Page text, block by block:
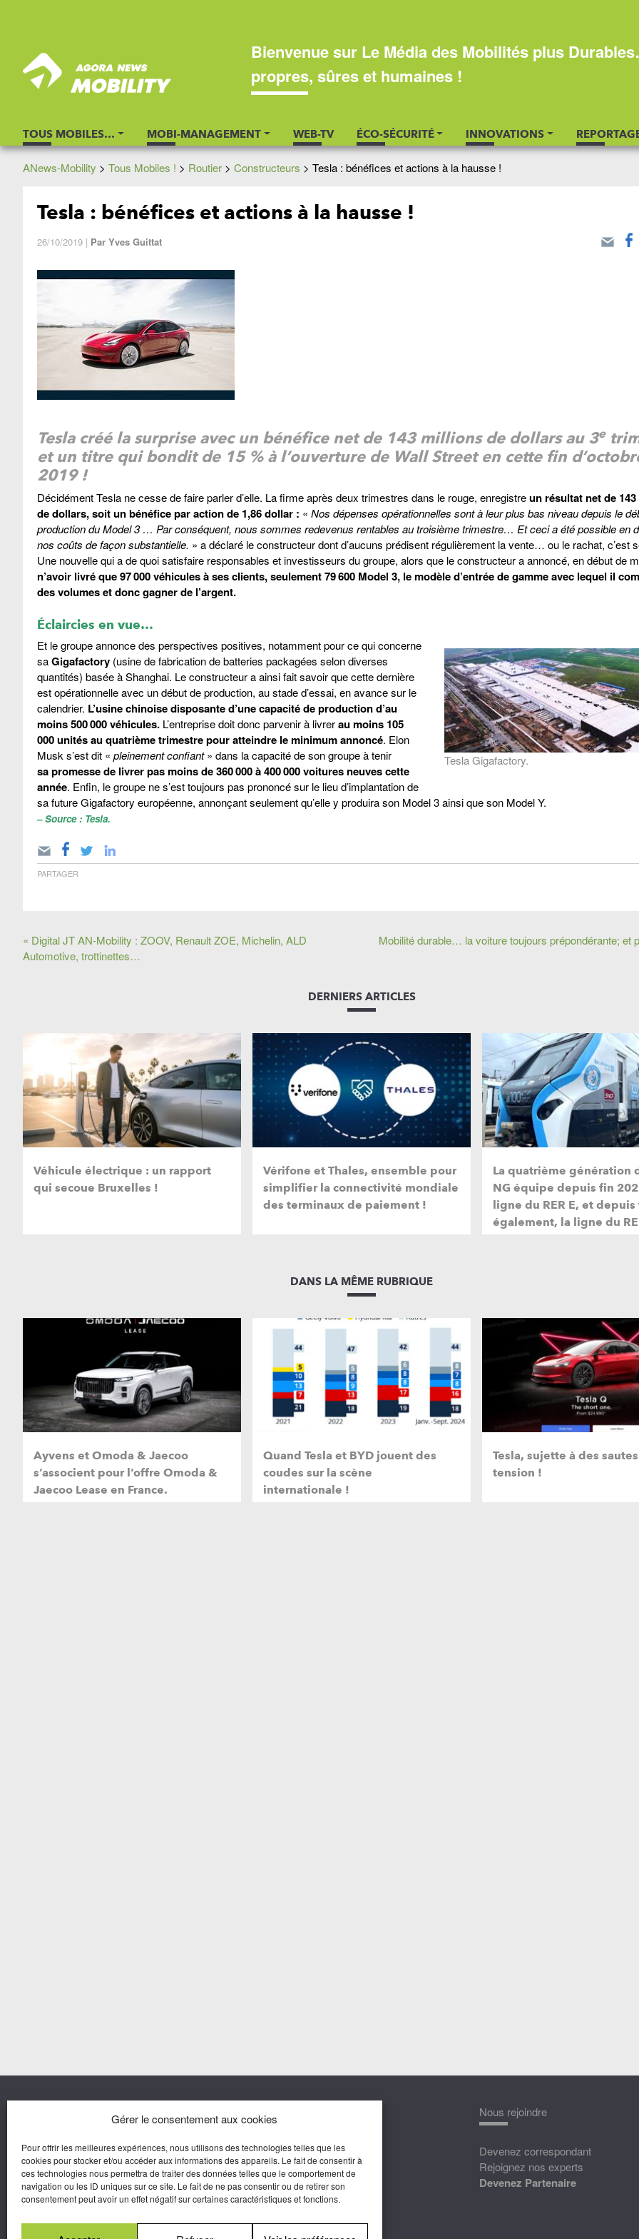
Gérer le consentement aux cookies
Pour offrir les meilleures expériences, nous utilisons des technologies telles que les
cookies pour stocker et/ou accéder aux informations des appareils. Le fait de consentir à
ces technologies nous permettra de traiter des données telles que le comportement de
navigation ou les ID uniques sur ce site. Le fait de ne pas consentir ou de retirer son
consentement peut avoir un effet négatif sur certaines caractéristiques et fonctions.
Bienvenue sur Le Média des Mobilités plus
propres, sûres et humaines !
TOUS MOBILES… MOBI-MANAGEMENT WEB-TV ÉCO-SÉCURITÉ INNOVATIONS
ANews-Mobility > Tous Mobiles ! > Routier > Constructeurs > Tesla : bénéfices et actions à la hausse !
Tesla : bénéfices et actions à la hausse !
26/10/2019 | Par Yves Guittat
Teslacréé la surprise avec un bénéfice net de 143 millions de dollars au 3e
et un titre qui bondit de 15 % à l’ouverture de Wall Street en cette fin
2019 !
Décidément Tesla ne cesse de faire parler d’elle. La firme après deux trimestres dans le rouge, enregistreun résultat net de
de dollars, soit un bénéfice par action de 1,86 dollar : « Nos dépenses opérationnelles sont à leur plus bas niveau depuis le
production du Model 3 … Par conséquent, nous sommes redevenus rentables au troisième trimestre… Et ceci a été possible en
nos coûts de façon substantielle. » a déclaré le constructeur dont d’aucuns prédisent régulièrement la vente… ou le rachat, c’est
Une nouvelle qui a de quoi satisfaire responsables et investisseurs du groupe, alors que le constructeur a annoncé, en début de
n’avoir livré que 97 000 véhicules à ses clients, seulement 79 600 Model 3, le modèle d’entrée de gamme avec lequel il
des volumes et donc gagner de l’argent.
Éclaircies en vue…
Tesla Gigafactory.
Et le groupe annonce des perspectives positives, notamment pour ce qui concerne
saGigafactory (usine de fabrication de batteries packagées selon diverses
quantités) basée à Shanghai. Le constructeur a ainsi fait savoir que cette dernière
est opérationnelle avec un début de production, au stade d’essai, en avance sur le
calendrier. L’usine chinoise disposante d’une capacité de production d’au
moins 500 000 véhicules. L’entreprise doit donc parvenir à livrerau moins 105
000 unités au quatrième trimestre pour atteindre le minimum annoncé. Elon
Musk s’est dit « pleinement confiant» dans la capacité de son groupe à tenir
sa promesse de livrer pas moins de 360 000 à 400 000 voitures neuves cette
année. Enfin, le groupe ne s’est toujours pas prononcé sur le lieu d’implantation de
sa future Gigafactory européenne, annonçant seulement qu’elle y produira son Model 3 ainsi que son Model Y.
– Source : Tesla.
PARTAGER
« Digital JT AN-Mobility : ZOOV, Renault ZOE, Michelin, ALD
Automotive, trottinettes…
Mobilité durable… la voiture toujours prépondérante; et
DERNIERS ARTICLES
Véhicule électrique : un rapport
qui secoue Bruxelles !
Vérifone et Thales, ensemble pour
simplifier la connectivité mondiale
des terminaux de paiement !
La quatrième génération
NG équipe depuis fin
ligne du RER E, et
également, la ligne du
DANS LA MÊME RUBRIQUE
Ayvens et Omoda & Jaecoo
s’associent pour l’offre Omoda &
Jaecoo Lease en France.
Quand Tesla et BYD jouent des
coudes sur la scène
internationale !
Tesla, sujette à des
tension !
Une marque d’Agora Médias,
Éditeur de presse.
Agora Médias
Yves Guittat
Nous rejoindre
Devenez correspondant
Rejoignez nos experts
Devenez Partenaire